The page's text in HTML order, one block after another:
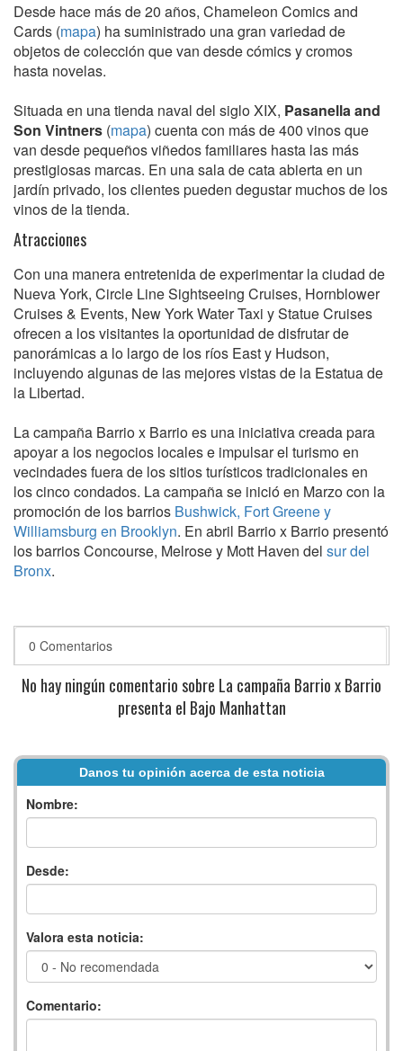
Desde hace más de 20 años, Chameleon Comics and
Cards (mapa) ha suministrado una gran variedad de
objetos de colección que van desde cómics y cromos
hasta novelas.
Situada en una tienda naval del siglo XIX, Pasanella and
Son Vintners (mapa) cuenta con más de 400 vinos que
van desde pequeños viñedos familiares hasta las más
prestigiosas marcas. En una sala de cata abierta en un
jardín privado, los clientes pueden degustar muchos de los
vinos de la tienda.
Atracciones
Con una manera entretenida de experimentar la ciudad de
Nueva York, Circle Line Sightseeing Cruises, Hornblower
Cruises & Events, New York Water Taxi y Statue Cruises
ofrecen a los visitantes la oportunidad de disfrutar de
panorámicas a lo largo de los ríos East y Hudson,
incluyendo algunas de las mejores vistas de la Estatua de
la Libertad.
La campaña Barrio x Barrio es una iniciativa creada para
apoyar a los negocios locales e impulsar el turismo en
vecindades fuera de los sitios turísticos tradicionales en
los cinco condados. La campaña se inició en Marzo con la
promoción de los barrios Bushwick, Fort Greene y
Williamsburg en Brooklyn. En abril Barrio x Barrio presentó
los barrios Concourse, Melrose y Mott Haven del sur del
Bronx.
0 Comentarios
No hay ningún comentario sobre La campaña Barrio x Barrio
presenta el Bajo Manhattan
Danos tu opinión acerca de esta noticia
Nombre:
Desde:
Valora esta noticia:
Comentario: